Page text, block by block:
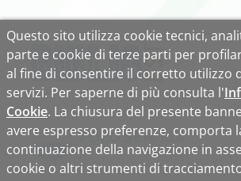
Questo sito utilizza cookie tecnici,
parte e cookie di terze parti per
al fine di consentire il corretto utilizzo
servizi. Per saperne di più consulta l'
Cookie. La chiusura del presente
avere espresso preferenze, comporta
continuazione della navigazione in
cookie o altri strumenti di